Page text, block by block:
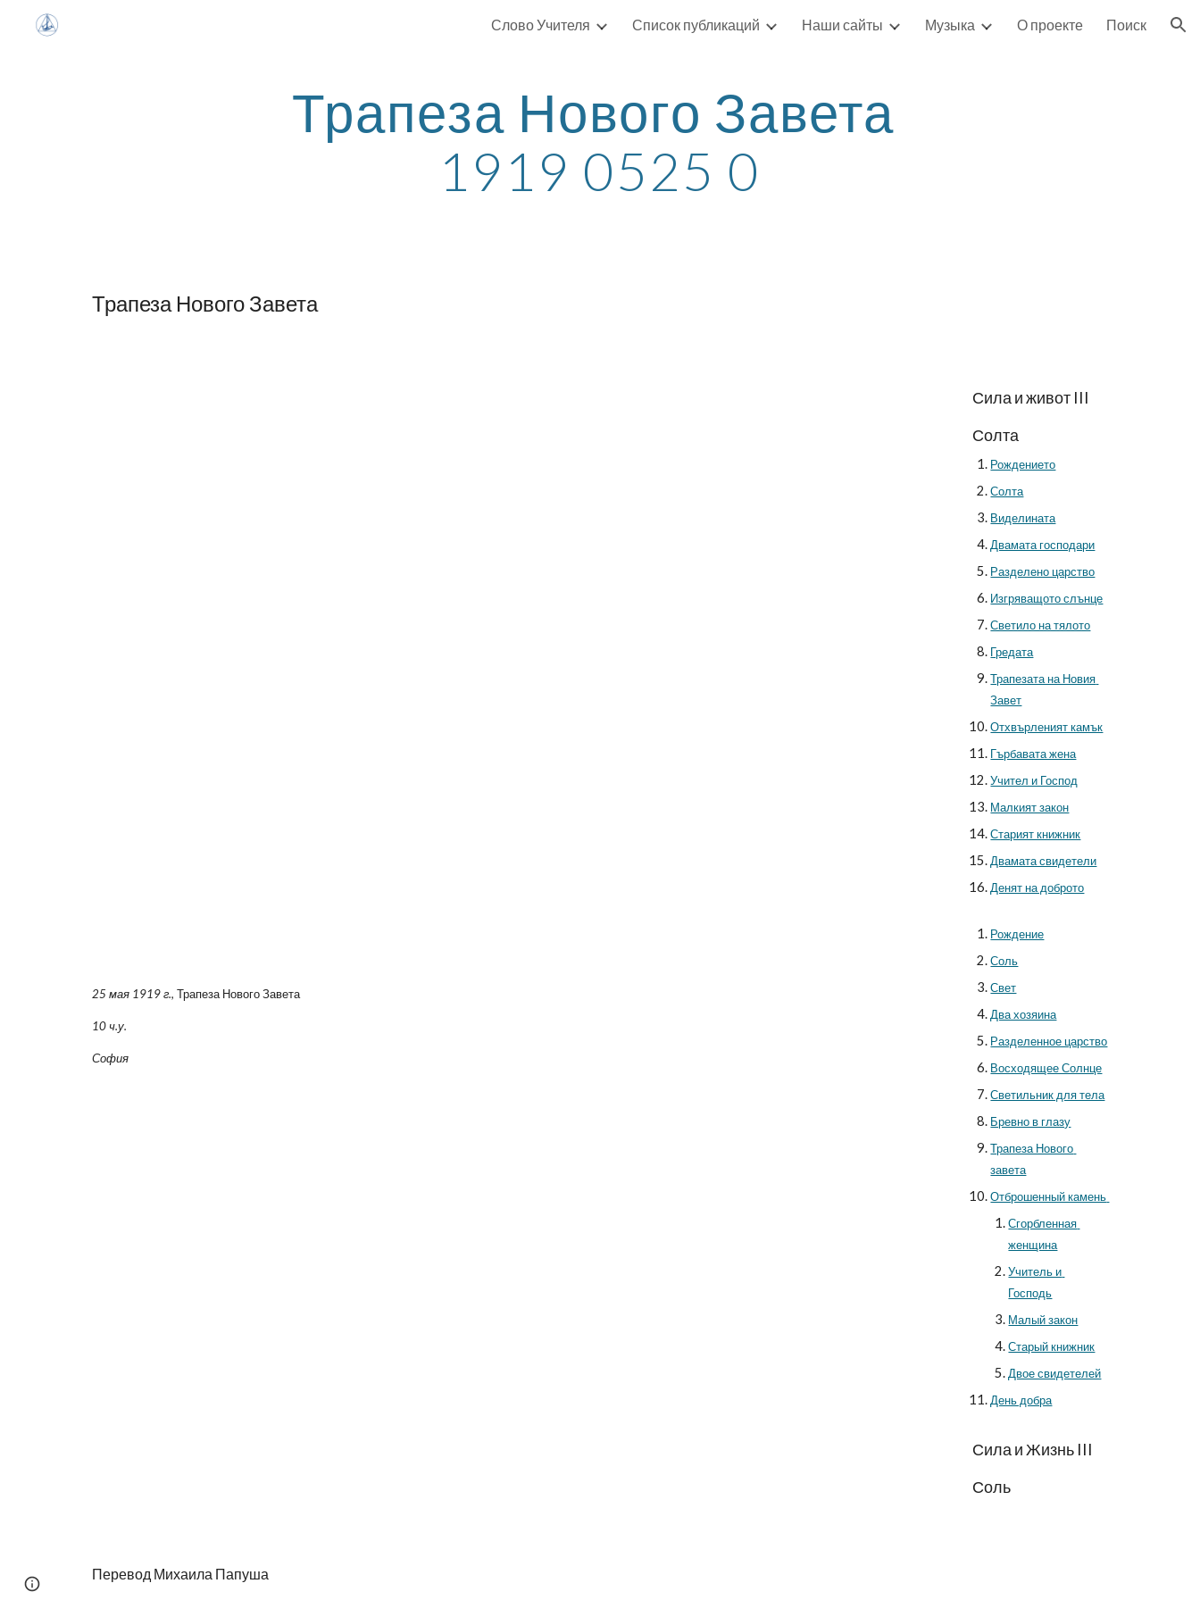
Skip to main content Skip to navigation
Слово Учителя Список публикаций Наши сайты Музыка О проекте Поиск
Трапеза Нового Завета
1919 0525 0
Трапеза Нового Завета
25 мая 1919 г., Трапеза Нового Завета
10 ч.у.
София
Сила и живот III
Солта
Рождението
Солта
Виделината
Двамата господари
Разделено царство
Изгряващото слънце
Светило на тялото
Гредата
Трапезата на Новия
Завет
Отхвърленият камък
Гърбавата жена
Учител и Господ
Малкият закон
Старият книжник
Двамата свидетели
Денят на доброто
Рождение
Соль
Свет
Два хозяина
Разделенное царство
Восходящее Солнце
Светильник для тела
Бревно в глазу
Трапеза Нового
завета
Сгорбленная
женщина
Учитель и
Господь
Малый закон
Старый книжник
Двое свидетелей
День добра
Сила и Жизнь III
Соль
Перевод Михаила Папуша
Report abuse